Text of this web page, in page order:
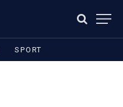
SPORT